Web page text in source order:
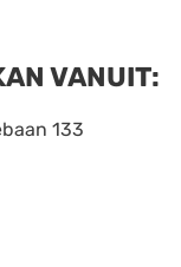
VANUIT:
133